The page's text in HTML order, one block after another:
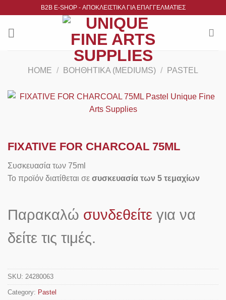
περιεχόμενο
B2B Ε-SHOP - ΑΠΟΚΛΕΙΣΤΙΚΑ ΓΙΑ ΕΠΑΓΓΕΛΜΑΤΙΕΣ
HOME / ΒΟΗΘΗΤΙΚΆ (MEDIUMS) / PASTEL
FIXATIVE FOR CHARCOAL 75ML
Συσκευασία των 75ml
Το προϊόν διατίθεται σε συσκευασία των 5 τεμαχίων
Παρακαλώ συνδεθείτε για να
δείτε τις τιμές.
SKU: 24280063
Category: Pastel